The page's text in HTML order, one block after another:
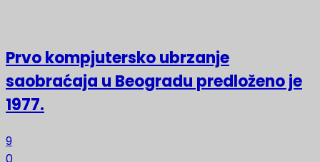
Prvo kompjutersko ubrzanje
saobraćaja u Beogradu predloženo je
1977.
9
0